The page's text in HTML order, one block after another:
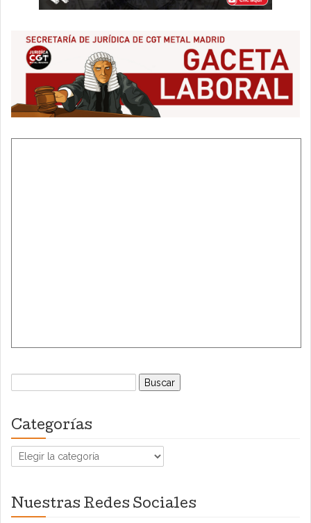
Buscar:
Categorías
Categorías
Nuestras Redes Sociales